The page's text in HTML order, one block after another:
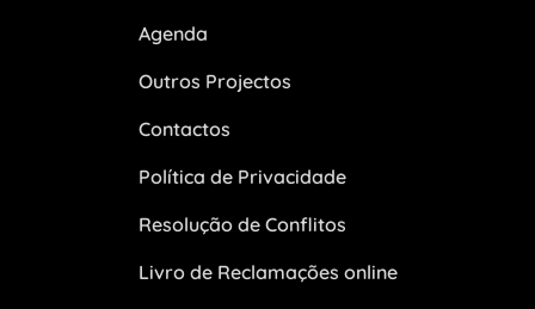
Agenda
Outros Projectos
Contactos
Política de Privacidade
Resolução de Conflitos
Livro de Reclamações online